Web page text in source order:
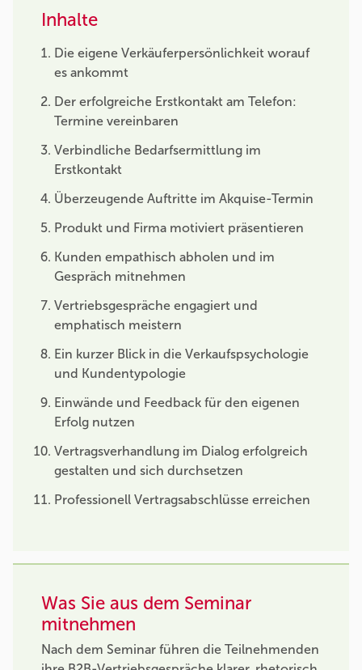
Inhalte
Die eigene Verkäuferpersönlichkeit worauf
es ankommt
Der erfolgreiche Erstkontakt am Telefon:
Termine vereinbaren
Verbindliche Bedarfsermittlung im
Erstkontakt
Überzeugende Auftritte im Akquise-Termin
Produkt und Firma motiviert präsentieren
Kunden empathisch abholen und im
Gespräch mitnehmen
Vertriebsgespräche engagiert und
emphatisch meistern
Ein kurzer Blick in die Verkaufspsychologie
und Kundentypologie
Einwände und Feedback für den eigenen
Erfolg nutzen
Vertragsverhandlung im Dialog erfolgreich
gestalten und sich durchsetzen
Professionell Vertragsabschlüsse erreichen
Was Sie aus dem Seminar
mitnehmen
Nach dem Seminar führen die Teilnehmenden